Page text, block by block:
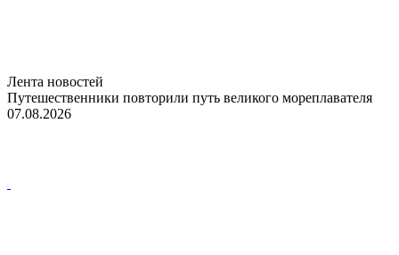
Лента новостей
Путешественники повторили путь великого мореплавателя
07.08.2026